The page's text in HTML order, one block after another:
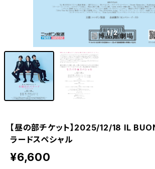
1/2
【昼の部チケット】2025/12/18 IL
ラードスペシャル
¥6,600